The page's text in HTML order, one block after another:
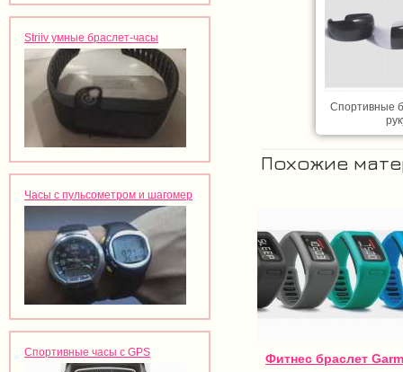
Striiv умные браслет-часы
Часы с пульсометром и шагомер
Спортивные часы с GPS
Спортивные
Похожие
Фитнес браслет